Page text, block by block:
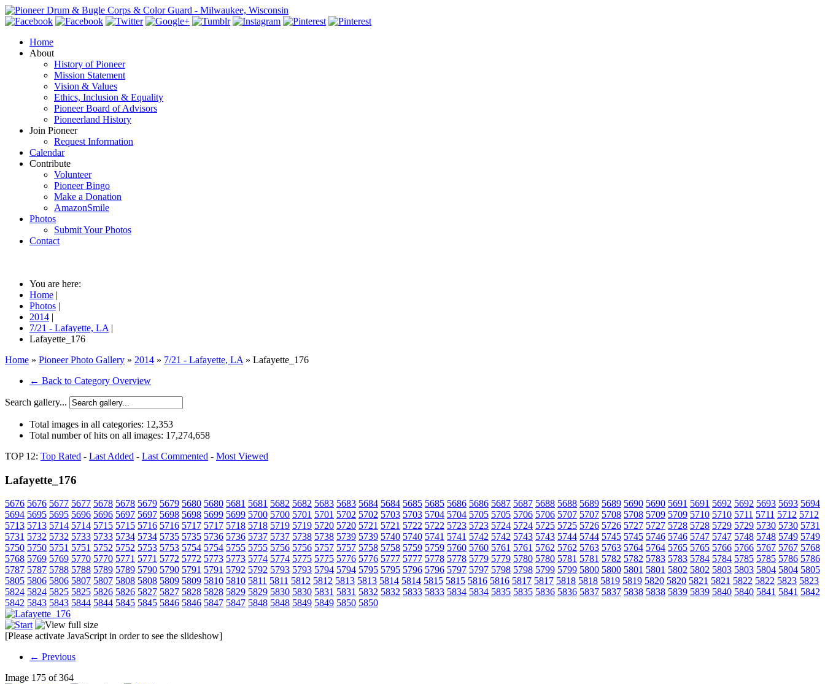
Home
About
History of Pioneer
Mission Statement
Vision & Values
Ethics, Inclusion & Equality
Pioneer Board of Advisors
Pioneerland History
Join Pioneer
Request Information
Calendar
Contribute
Volunteer
Pioneer Bingo
Make a Donation
AmazonSmile
Photos
Submit Your Photos
Contact
You are here:
Home |
Photos |
2014 |
7/21 - Lafayette, LA |
Lafayette_176
Home » Pioneer Photo Gallery » 2014 » 7/21 - Lafayette, LA » Lafayette_176
← Back to Category Overview
Search gallery...
Total images in all categories: 12,353
Total number of hits on all images: 17,274,658
TOP 12: Top Rated - Last Added - Last Commented - Most Viewed
Lafayette_176
5676 5676 5677 5677 5678 5678 5679 5679 5680 5680 5681 5681 5682 5682 5683 5683 5684 5684 5685 5685 5686 5686 5687 5687 5688 5688 5689 5689 5690 5690 5691 5691 5692 5692 5693 5693 5694
5694 5695 5695 5696 5696 5697 5697 5698 5698 5699 5699 5700 5700 5701 5701 5702 5702 5703 5703 5704 5704 5705 5705 5706 5706 5707 5707 5708 5708 5709 5709 5710 5710 5711 5711 5712 5712
5713 5713 5714 5714 5715 5715 5716 5716 5717 5717 5718 5718 5719 5719 5720 5720 5721 5721 5722 5722 5723 5723 5724 5724 5725 5725 5726 5726 5727 5727 5728 5728 5729 5729 5730 5730 5731
5731 5732 5732 5733 5733 5734 5734 5735 5735 5736 5736 5737 5737 5738 5738 5739 5739 5740 5740 5741 5741 5742 5742 5743 5743 5744 5744 5745 5745 5746 5746 5747 5747 5748 5748 5749 5749
5750 5750 5751 5751 5752 5752 5753 5753 5754 5754 5755 5755 5756 5756 5757 5757 5758 5758 5759 5759 5760 5760 5761 5761 5762 5762 5763 5763 5764 5764 5765 5765 5766 5766 5767 5767 5768
5768 5769 5769 5770 5770 5771 5771 5772 5772 5773 5773 5774 5774 5775 5775 5776 5776 5777 5777 5778 5778 5779 5779 5780 5780 5781 5781 5782 5782 5783 5783 5784 5784 5785 5785 5786 5786
5787 5787 5788 5788 5789 5789 5790 5790 5791 5791 5792 5792 5793 5793 5794 5794 5795 5795 5796 5796 5797 5797 5798 5798 5799 5799 5800 5800 5801 5801 5802 5802 5803 5803 5804 5804 5805
5805 5806 5806 5807 5807 5808 5808 5809 5809 5810 5810 5811 5811 5812 5812 5813 5813 5814 5814 5815 5815 5816 5816 5817 5817 5818 5818 5819 5819 5820 5820 5821 5821 5822 5822 5823 5823
5824 5824 5825 5825 5826 5826 5827 5827 5828 5828 5829 5829 5830 5830 5831 5831 5832 5832 5833 5833 5834 5834 5835 5835 5836 5836 5837 5837 5838 5838 5839 5839 5840 5840 5841 5841 5842
5842 5843 5843 5844 5844 5845 5845 5846 5846 5847 5847 5848 5848 5849 5849 5850 5850
[Please activate JavaScript in order to see the slideshow]
← Previous
Image 175 of 364